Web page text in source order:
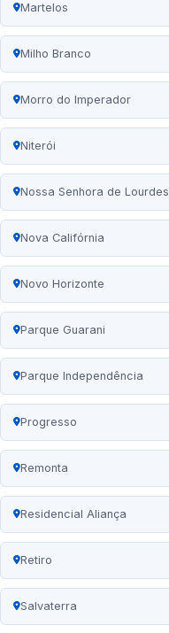
Martelos
Milho Branco
Morro do Imperador
Niterói
Nossa Senhora de Lourdes
Nova Califórnia
Novo Horizonte
Parque Guarani
Parque Independência
Progresso
Remonta
Residencial Aliança
Retiro
Salvaterra